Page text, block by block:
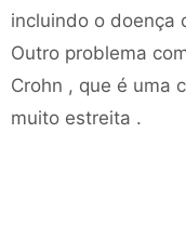
incluindo o doença
Outro problema
Crohn , que é uma
muito estreita .